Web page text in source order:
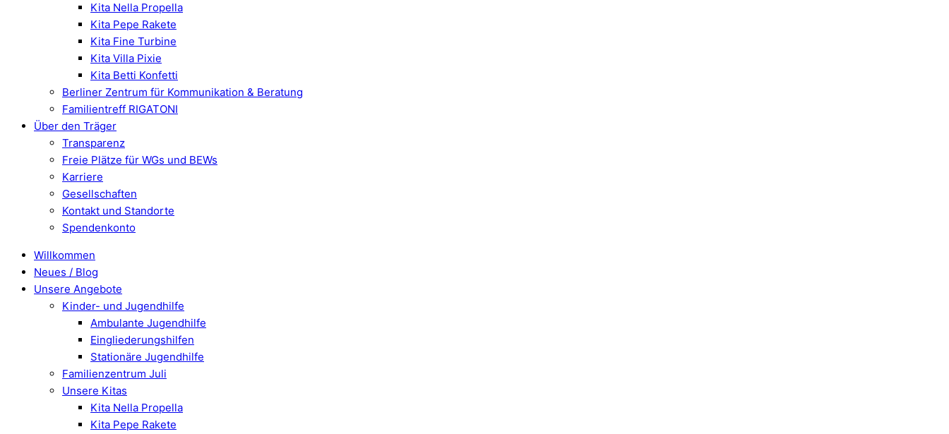
Kita Nella Propella
Kita Pepe Rakete
Kita Fine Turbine
Kita Villa Pixie
Kita Betti Konfetti
Berliner Zentrum für Kommunikation & Beratung
Familientreff RIGATONI
Über den Träger
Transparenz
Freie Plätze für WGs und BEWs
Karriere
Gesellschaften
Kontakt und Standorte
Spendenkonto
Willkommen
Neues / Blog
Unsere Angebote
Kinder- und Jugendhilfe
Ambulante Jugendhilfe
Eingliederungshilfen
Stationäre Jugendhilfe
Familienzentrum Juli
Unsere Kitas
Kita Nella Propella
Kita Pepe Rakete